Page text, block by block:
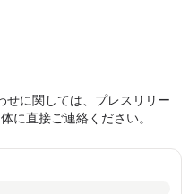
せに関しては、プレスリリー
に直接ご連絡ください。